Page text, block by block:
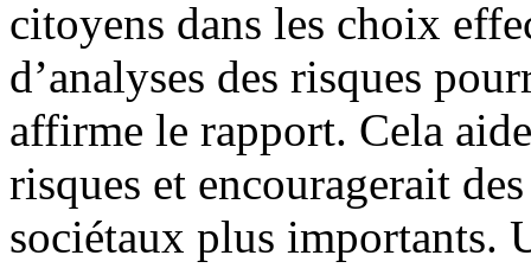
citoyens dans les choix
d’analyses des risques
affirme le rapport. Cela
risques et encouragerait
sociétaux plus importants.